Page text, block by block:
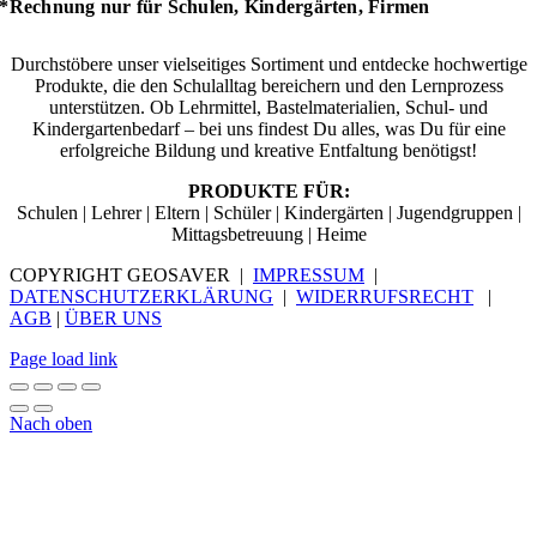
*Rechnung nur für Schulen, Kindergärten, Firmen
Durchstöbere unser vielseitiges Sortiment und entdecke hochwertige
Produkte, die den Schulalltag bereichern und den Lernprozess
unterstützen. Ob Lehrmittel, Bastelmaterialien, Schul- und
Kindergartenbedarf – bei uns findest Du alles, was Du für eine
erfolgreiche Bildung und kreative Entfaltung benötigst!
PRODUKTE FÜR:
Schulen | Lehrer | Eltern | Schüler | Kindergärten | Jugendgruppen |
Mittagsbetreuung | Heime
COPYRIGHT GEOSAVER | IMPRESSUM |
DATENSCHUTZERKLÄRUNG | WIDERRUFSRECHT |
AGB | ÜBER UNS
Page load link
Nach oben